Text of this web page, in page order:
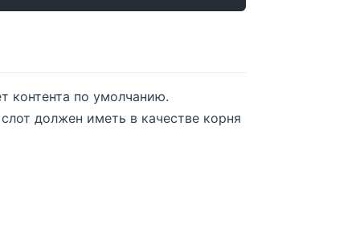
контента по умолчанию.
должен иметь в качестве корня